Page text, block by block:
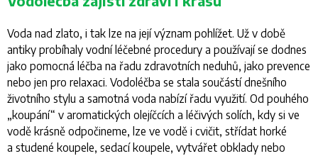
Voda nad zlato, i tak lze na její význam pohlížet. Už v době
antiky probíhaly vodní léčebné procedury a používají se dodnes
jako pomocná léčba na řadu zdravotních neduhů, jako prevence
nebo jen pro relaxaci. Vodoléčba se stala součástí dnešního
životního stylu a samotná voda nabízí řadu využití. Od pouhého
„koupání“ v aromatických olejíčcích a léčivých solích, kdy si ve
vodě krásně odpočineme, lze ve vodě i cvičit, střídat horké
a studené koupele, sedací koupele, vytvářet obklady nebo